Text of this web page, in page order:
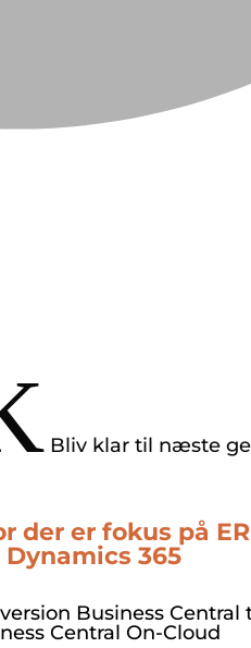
Bliv klar til næste
der er fokus på
365
Business Central
Central On-Cloud